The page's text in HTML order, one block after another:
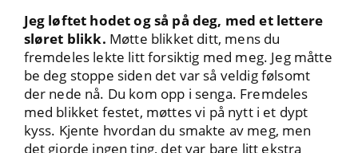
Jeg løftet hodet og så på deg, med et lettere
sløret blikk. Møtte blikket ditt, mens du
fremdeles lekte litt forsiktig med meg. Jeg måtte
be deg stoppe siden det var så veldig følsomt
der nede nå. Du kom opp i senga. Fremdeles
med blikket festet, møttes vi på nytt i et dypt
kyss. Kjente hvordan du smakte av meg, men
det gjorde ingen ting, det var bare litt ekstra